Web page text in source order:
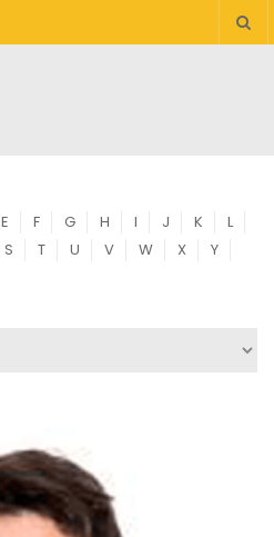
E F G H I J K
L
S T U V W X
Y